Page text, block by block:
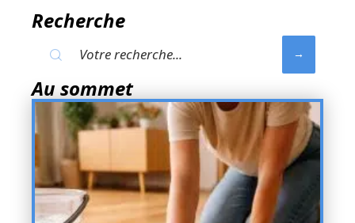
Recherche
Au sommet